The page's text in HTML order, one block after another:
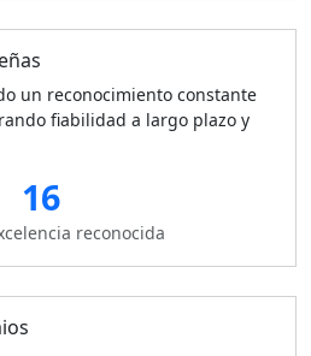
un reconocimiento constante
fiabilidad a largo plazo y
16
reconocida